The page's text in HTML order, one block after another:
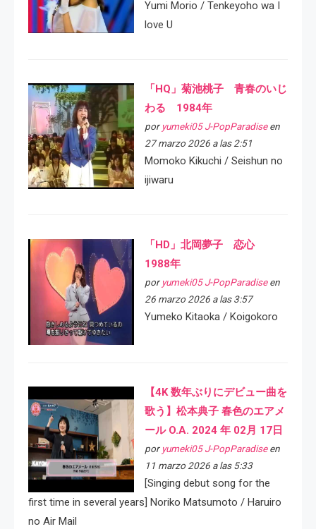
Yumi Morio / Tenkeyoho wa I
love U
「HQ」菊池桃子 青春のいじ
わる 1984年
por yumeki05 J-PopParadiseen
27 marzo 2026 a las 2:51
Momoko Kikuchi / Seishun no
ijiwaru
「HD」北岡夢子 恋心
1988年
por yumeki05 J-PopParadiseen
26 marzo 2026 a las 3:57
Yumeko Kitaoka / Koigokoro
【4K 数年ぶりにデビュー曲を
歌う】松本典子 春色のエアメ
ール O.A. 2024 年 02月 17日
por yumeki05 J-PopParadiseen
11 marzo 2026 a las 5:33
[Singing debut song for the
first time in several years] Noriko Matsumoto / Haruiro
no Air Mail